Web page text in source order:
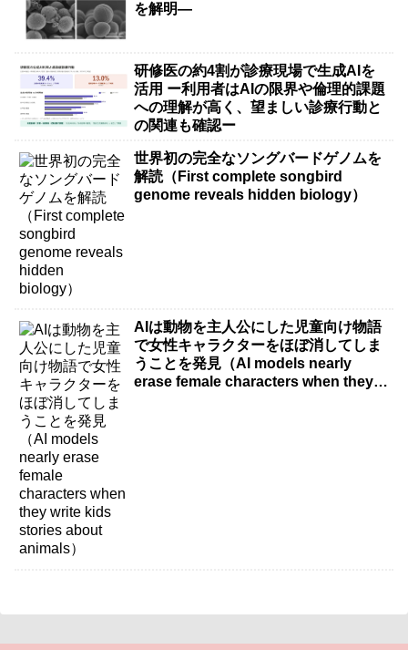
を解明―
研修医の約4割が診療現場で生成AIを
活用 ー利用者はAIの限界や倫理的課題
への理解が高く、望ましい診療行動と
の関連も確認ー
世界初の完全なソングバードゲノムを
解読（First complete songbird
genome reveals hidden biology）
AIは動物を主人公にした児童向け物語
で女性キャラクターをほぼ消してしま
うことを発見（AI models nearly
erase female characters when they